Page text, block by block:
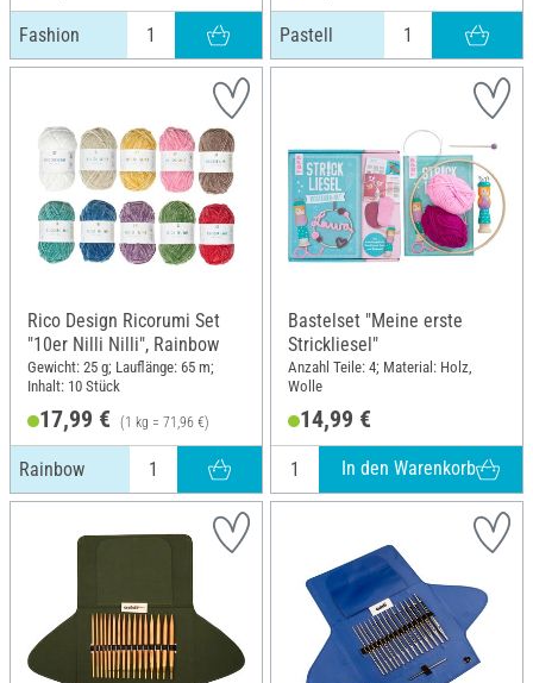
Fashion Pastell
Rico Design Ricorumi Set
"10er Nilli Nilli", Rainbow
Gewicht: 25 g; Lauflänge: 65 m;
Inhalt: 10 Stück
17,99 € (1 kg = 71,96 €)
Rainbow
Bastelset "Meine erste
Strickliesel"
Anzahl Teile: 4; Material: Holz,
Wolle
14,99 €
In den Warenkorb